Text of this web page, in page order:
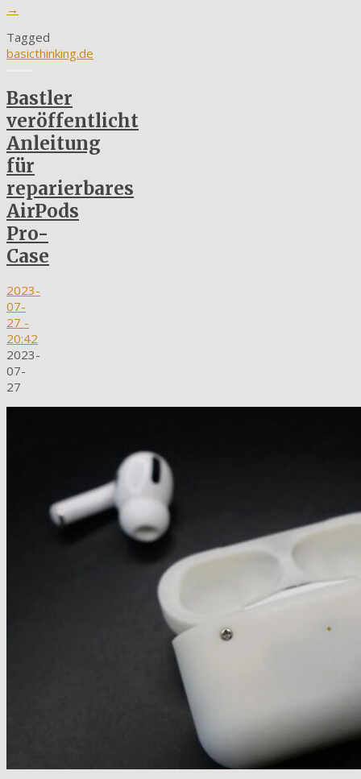
→
Tagged
basicthinking.de
Bastler
veröffentlicht
Anleitung
für
reparierbares
AirPods
Pro-
Case
2023-
07-
27 -
20:42
2023-
07-
27